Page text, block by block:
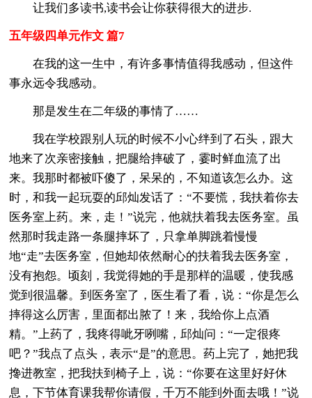
让我们多读书,读书会让你获得很大的进步.
五年级四单元作文 篇7
在我的这一生中，有许多事情值得我感动，但这件
事永远令我感动。
那是发生在二年级的事情了……
我在学校跟别人玩的时候不小心绊到了石头，跟大
地来了次亲密接触，把腿给摔破了，霎时鲜血流了出
来。我那时都被吓傻了，呆呆的，不知道该怎么办。这
时，和我一起玩耍的邱灿发话了：“不要慌，我扶着你去
医务室上药。来，走！”说完，他就扶着我去医务室。虽
然那时我走路一条腿摔坏了，只拿单脚跳着慢慢
地“走”去医务室，但她却依然耐心的扶着我去医务室，
没有抱怨。顷刻，我觉得她的手是那样的温暖，使我感
觉到很温馨。到医务室了，医生看了看，说：“你是怎么
摔得这么厉害，里面都出脓了！来，我给你上点酒
精。”上药了，我疼得呲牙咧嘴，邱灿问：“一定很疼
吧？”我点了点头，表示“是”的意思。药上完了，她把我
搀进教室，把我扶到椅子上，说：“你要在这里好好休
息，下节体育课我帮你请假，千万不能到外面去哦！”说